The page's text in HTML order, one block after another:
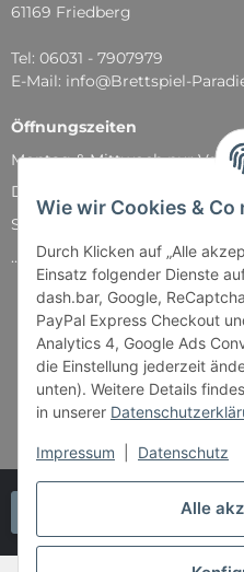
Alle
Wie wir Cookies & Co
Durch Klicken auf „Alle
Einsatz folgender Dienste
dash.bar, Google,
PayPal Express Checkout
Analytics 4, Google Ads
die Einstellung jederzeit
unten). Weitere Details
in unserer
Impressum Datenschutz
61169 Friedberg
Tel: 06031 - 7907979
E-Mail: info@Brettspiel-
Öffnungszeiten
Montag & Mittwoch nur
Dienstag, Donnerstag und
Samstag: 11:00 - 14:00 Uhr
...und natürlich während